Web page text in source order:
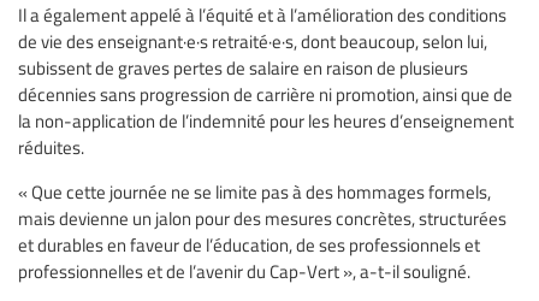
Il a également appelé à l’équité et à l’amélioration des conditions
de vie des enseignant·e·s retraité·e·s, dont beaucoup, selon lui,
subissent de graves pertes de salaire en raison de plusieurs
décennies sans progression de carrière ni promotion, ainsi que de
la non-application de l’indemnité pour les heures d’enseignement
réduites.
« Que cette journée ne se limite pas à des hommages formels,
mais devienne un jalon pour des mesures concrètes, structurées
et durables en faveur de l’éducation, de ses professionnels et
professionnelles et de l’avenir du Cap-Vert », a-t-il souligné.